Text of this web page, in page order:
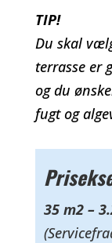
TIP!
Du skal
terrasse er
og du
fugt og
35 m2 –